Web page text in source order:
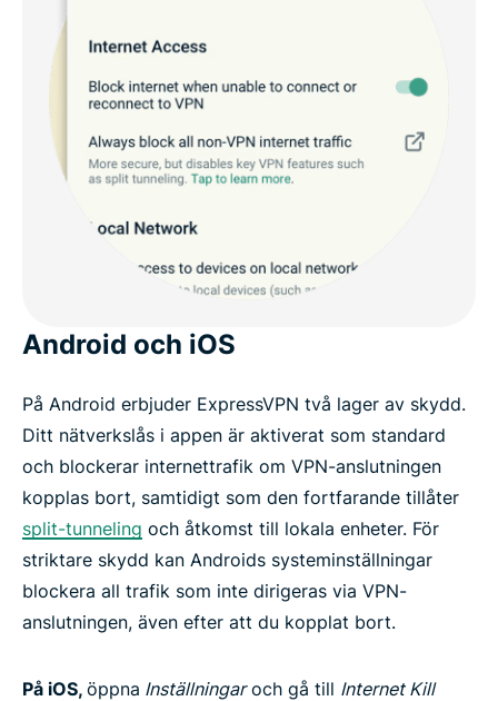
Android och iOS
På Android erbjuder ExpressVPN två lager av skydd.
Ditt nätverkslås i appen är aktiverat som standard
och blockerar internettrafik om VPN-anslutningen
kopplas bort, samtidigt som den fortfarande tillåter
split-tunneling och åtkomst till lokala enheter. För
striktare skydd kan Androids systeminställningar
blockera all trafik som inte dirigeras via VPN-
anslutningen, även efter att du kopplat bort.
På iOS, öppna Inställningaroch gå till Internet Kill